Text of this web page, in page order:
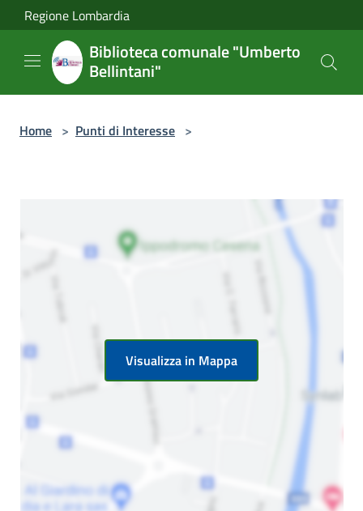
Salta al contenuto principale
Regione Lombardia
Biblioteca comunale "Umberto
Bellintani"
Home > Punti di Interesse >
Visualizza in Mappa